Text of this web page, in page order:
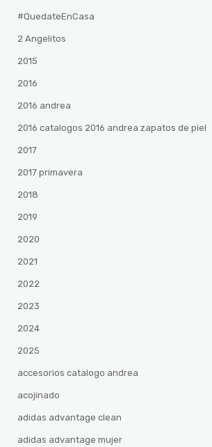
#QuedateEnCasa
2 Angelitos
2015
2016
2016 andrea
2016 catalogos 2016 andrea zapatos de piel
2017
2017 primavera
2018
2019
2020
2021
2022
2023
2024
2025
accesorios catalogo andrea
acojinado
adidas advantage clean
adidas advantage mujer